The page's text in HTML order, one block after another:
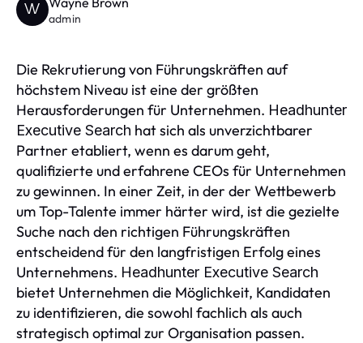
W
admin
Die Rekrutierung von Führungskräften auf
höchstem Niveau ist eine der größten
Herausforderungen für Unternehmen. Headhunter
Executive Search hat sich als unverzichtbarer
Partner etabliert, wenn es darum geht,
qualifizierte und erfahrene CEOs für Unternehmen
zu gewinnen. In einer Zeit, in der der Wettbewerb
um Top-Talente immer härter wird, ist die gezielte
Suche nach den richtigen Führungskräften
entscheidend für den langfristigen Erfolg eines
Unternehmens. Headhunter Executive Search
bietet Unternehmen die Möglichkeit, Kandidaten
zu identifizieren, die sowohl fachlich als auch
strategisch optimal zur Organisation passen.